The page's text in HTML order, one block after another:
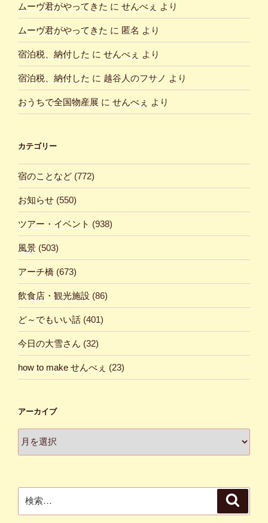
ムーヴ君がやってきた に せんべぇ より
ムーヴ君がやってきた に 匿名 より
宿泊税、納付した に せんべぇ より
宿泊税、納付した に 越谷人のフサノ より
おうちで全国物産展 に せんべぇ より
カテゴリー
宿のことなど (772)
お知らせ (550)
ツアー・イベント (938)
風景 (503)
アーチ橋 (673)
飲食店・観光施設 (86)
ど～でもいい話 (401)
今日の大雪さん (32)
how to make せんべぇ (23)
アーカイブ
ー
索: